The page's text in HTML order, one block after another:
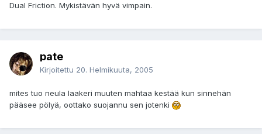
Dual Friction. Mykistävän hyvä vimpain.
pate
Kirjoitettu 20. Helmikuuta, 2005
mites tuo neula laakeri muuten mahtaa kestää kun sinnehän
pääsee pölyä, oottako suojannu sen jotenki